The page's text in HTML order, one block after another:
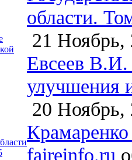
области.
21 Ноябрь,
Евсеев В.И.
улучшения
20 Ноябрь,
faireinfo.ru